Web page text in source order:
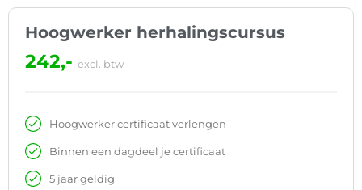
Hoogwerker herhalingscursus
242,- excl. btw
Hoogwerker certificaat verlengen
Binnen een dagdeel je certificaat
5 jaar geldig